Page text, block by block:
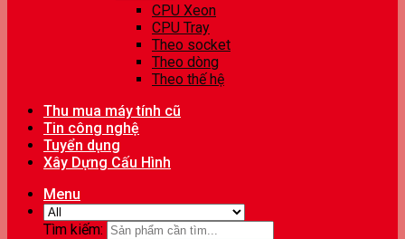
CPU Xeon
CPU Tray
Theo socket
Theo dòng
Theo thế hệ
Thu mua máy tính cũ
Tin công nghệ
Tuyển dụng
Xây Dựng Cấu Hình
Menu
Tìm kiếm: